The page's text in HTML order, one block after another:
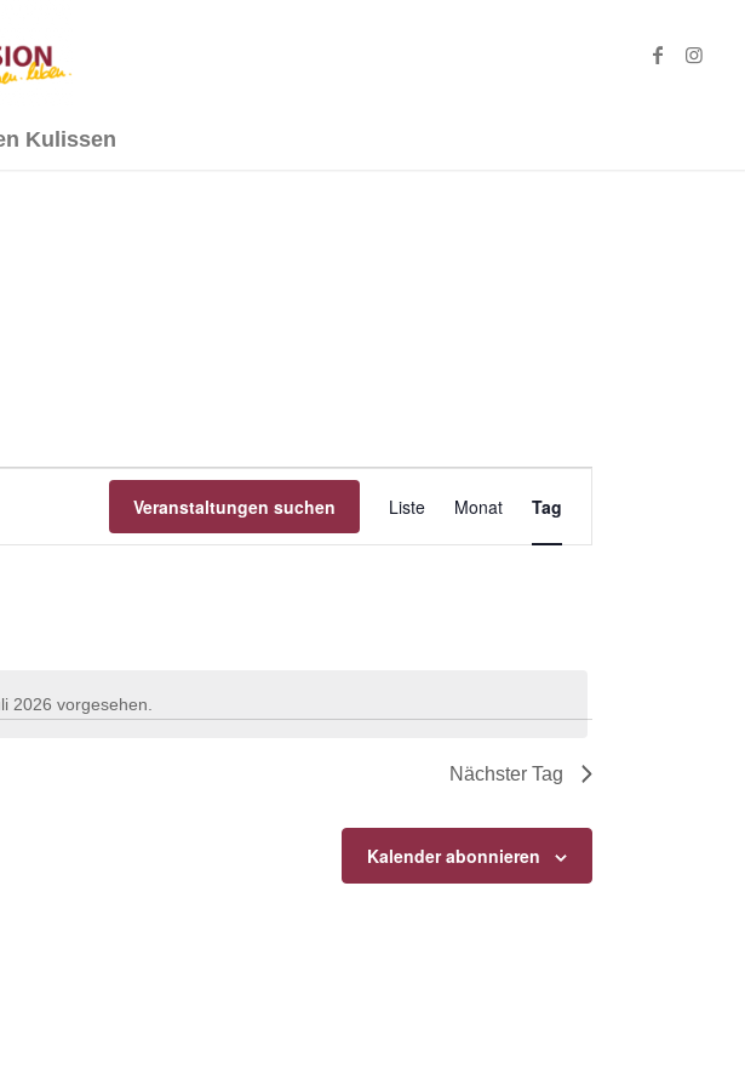
Kulissen
2026 vorgesehen.
Veranstaltungen suchen
Ansichten-
Liste Monat Tag
Nächster Tag
Kalender abonnieren